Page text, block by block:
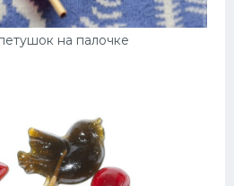
на палочке